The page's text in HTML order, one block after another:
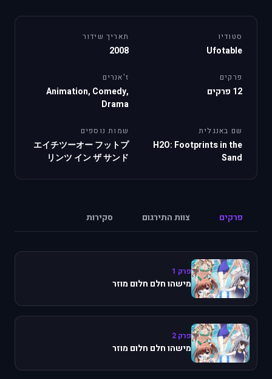
סטודיו
Ufotable
תאריך שידור
2008
פרקים
12 פרקים
ז'אנרים
Animation, Comedy,
Drama
שם באנגלית
H2O: Footprints in the
Sand
שמות נוספים
エイチツーオー フットプ
リンツ イン ザ サンド
פרקים צוות התירגום סקירות
פרק 1
מישהו חלם חלום מוזר
פרק 2
מישהו חלם חלום מוזר